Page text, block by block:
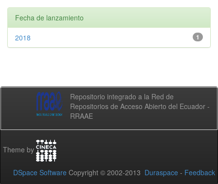
Fecha de lanzamiento
1
2018
Repositorio integrado a la Red de
Repositorios de Acceso Abierto del Ecuador -
RRAAE
Theme by
DSpace Software Copyright © 2002-2013 Duraspace - Feedback